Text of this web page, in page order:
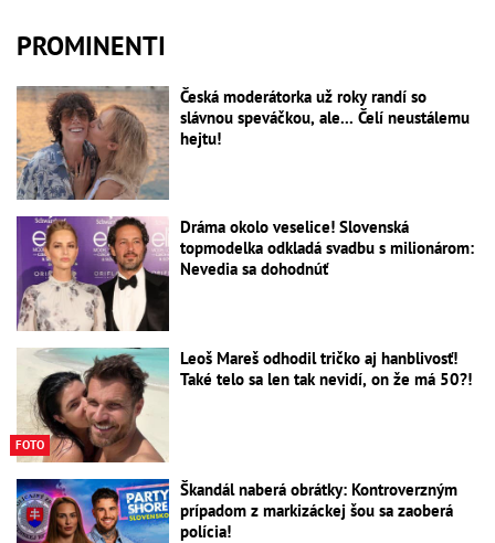
PROMINENTI
Česká moderátorka už roky randí so
slávnou speváčkou, ale... Čelí neustálemu
hejtu!
Dráma okolo veselice! Slovenská
topmodelka odkladá svadbu s milionárom:
Nevedia sa dohodnúť
FOTO
Leoš Mareš odhodil tričko aj hanblivosť!
Také telo sa len tak nevidí, on že má 50?!
Škandál naberá obrátky: Kontroverzným
prípadom z markizáckej šou sa zaoberá
polícia!